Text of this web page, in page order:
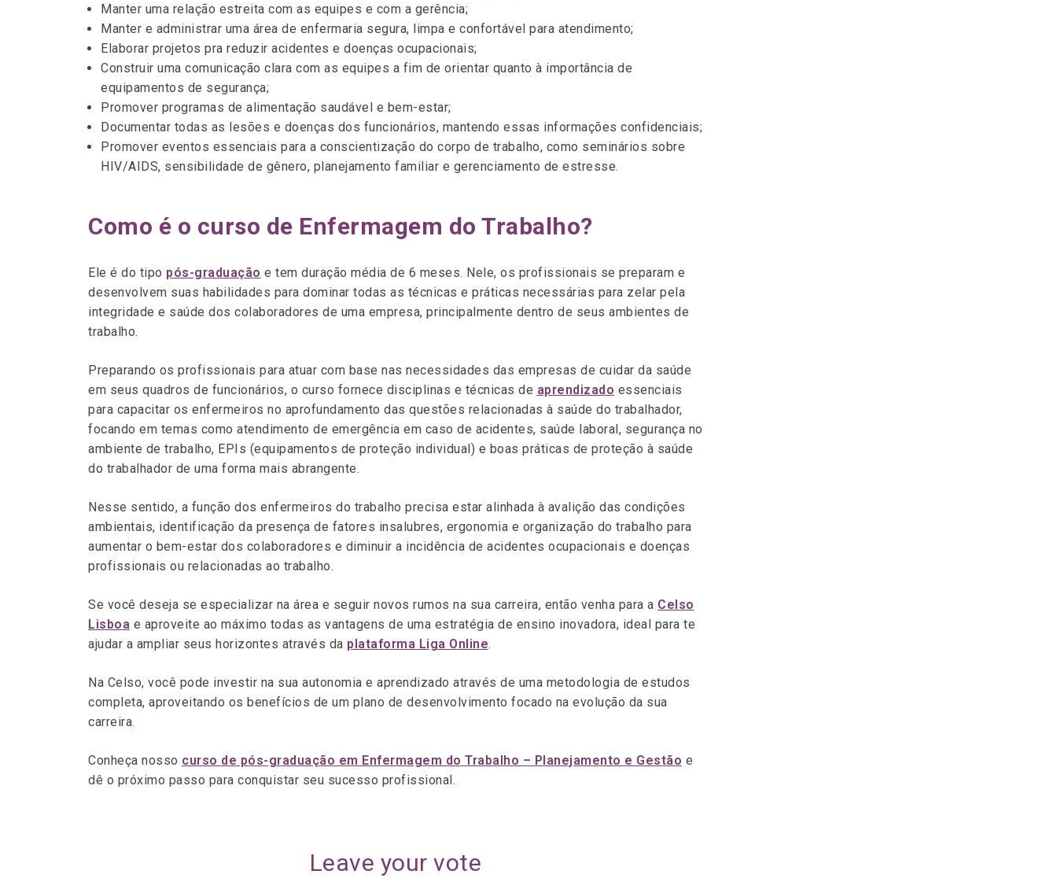
Manter uma relação estreita com as equipes e com a gerência;
Manter e administrar uma área de enfermaria segura, limpa e confortável para atendimento;
Elaborar projetos pra reduzir acidentes e doenças ocupacionais;
Construir uma comunicação clara com as equipes a fim de orientar quanto à importância de
equipamentos de segurança;
Promover programas de alimentação saudável e bem-estar;
Documentar todas as lesões e doenças dos funcionários, mantendo essas informações confidenciais;
Promover eventos essenciais para a conscientização do corpo de trabalho, como seminários sobre
HIV/AIDS, sensibilidade de gênero, planejamento familiar e gerenciamento de estresse.
Como é o curso de Enfermagem do Trabalho?
Ele é do tipo pós-graduação e tem duração média de 6 meses. Nele, os profissionais se preparam e
desenvolvem suas habilidades para dominar todas as técnicas e práticas necessárias para zelar pela
integridade e saúde dos colaboradores de uma empresa, principalmente dentro de seus ambientes de
trabalho.
Preparando os profissionais para atuar com base nas necessidades das empresas de cuidar da saúde
em seus quadros de funcionários, o curso fornece disciplinas e técnicas de aprendizado essenciais
para capacitar os enfermeiros no aprofundamento das questões relacionadas à saúde do trabalhador,
focando em temas como atendimento de emergência em caso de acidentes, saúde laboral, segurança no
ambiente de trabalho, EPIs (equipamentos de proteção individual) e boas práticas de proteção à saúde
do trabalhador de uma forma mais abrangente.
Nesse sentido, a função dos enfermeiros do trabalho precisa estar alinhada à avalição das condições
ambientais, identificação da presença de fatores insalubres, ergonomia e organização do trabalho para
aumentar o bem-estar dos colaboradores e diminuir a incidência de acidentes ocupacionais e doenças
profissionais ou relacionadas ao trabalho.
Se você deseja se especializar na área e seguir novos rumos na sua carreira, então venha para a Celso
Lisboa e aproveite ao máximo todas as vantagens de uma estratégia de ensino inovadora, ideal para te
ajudar a ampliar seus horizontes através da plataforma Liga Online.
Na Celso, você pode investir na sua autonomia e aprendizado através de uma metodologia de estudos
completa, aproveitando os benefícios de um plano de desenvolvimento focado na evolução da sua
carreira.
Conheça nosso curso de pós-graduação em Enfermagem do Trabalho – Planejamento e Gestão e
dê o próximo passo para conquistar seu sucesso profissional.
Leave your vote